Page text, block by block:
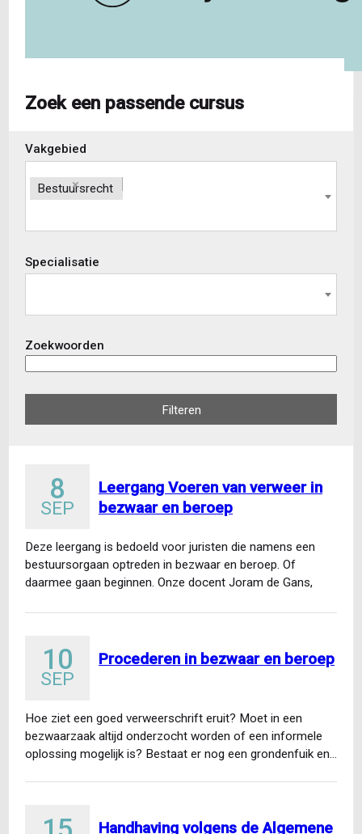
Zoek een passende cursus
to
view
results
Vakgebied
×
Bestuursrecht
Specialisatie
Zoekwoorden
Filteren
8
SEP
Leergang Voeren van verweer in
bezwaar en beroep
Deze leergang is bedoeld voor juristen die namens een
bestuursorgaan optreden in bezwaar en beroep. Of
daarmee gaan beginnen. Onze docent Joram de Gans,
10
SEP
Procederen in bezwaar en beroep
Hoe ziet een goed verweerschrift eruit? Moet in een
bezwaarzaak altijd onderzocht worden of een informele
oplossing mogelijk is? Bestaat er nog een grondenfuik en…
Handhaving volgens de Algemene